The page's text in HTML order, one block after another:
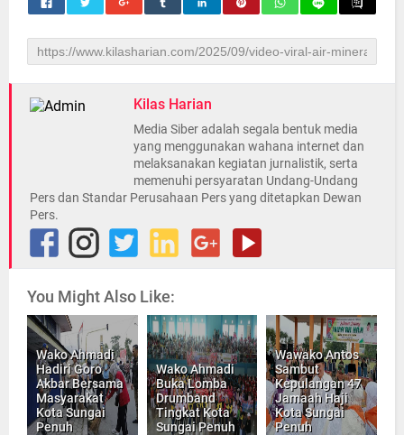
Kilas Harian
Media Siber adalah segala bentuk media
yang menggunakan wahana internet dan
melaksanakan kegiatan jurnalistik, serta
memenuhi persyaratan Undang-Undang
Pers dan Standar Perusahaan Pers yang ditetapkan Dewan
Pers.
You Might Also Like:
Wako Ahmadi
Hadiri Goro
Akbar Bersama
Masyarakat
Kota Sungai
Penuh
Wako Ahmadi
Buka Lomba
Drumband
Tingkat Kota
Sungai Penuh
Wawako Antos
Sambut
Kepulangan 47
Jamaah Haji
Kota Sungai
Penuh